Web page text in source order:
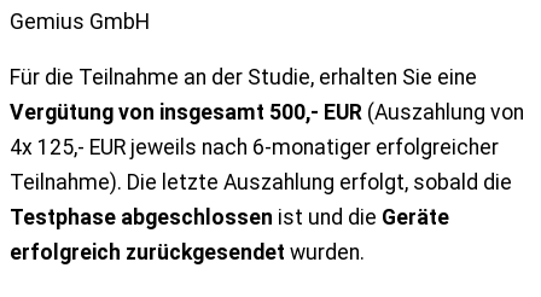
Gemius GmbH
Für die Teilnahme an der Studie, erhalten Sie eine
Vergütung von insgesamt 500,- EUR (Auszahlung von
4x 125,- EUR jeweils nach 6-monatiger erfolgreicher
Teilnahme). Die letzte Auszahlung erfolgt, sobald die
Testphase abgeschlossen ist und die Geräte
erfolgreich zurückgesendet wurden.